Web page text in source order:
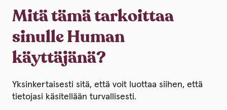
Mitä tämä tarkoittaa
sinulle Human
käyttäjänä?
Yksinkertaisesti sitä, että voit luottaa siihen, että
tietojasi käsitellään turvallisesti.